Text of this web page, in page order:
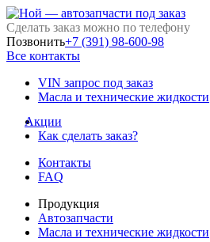
Сделать заказ можно по телефону
Позвонить+7 (391) 98-600-98
Все контакты
VIN запрос под заказ
Масла и технические жидкости
Акции
Как сделать заказ?
Контакты
FAQ
Продукция
Автозапчасти
Масла и технические жидкости